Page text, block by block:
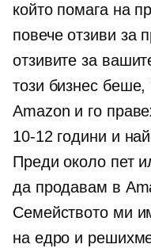
който помага на
повече отзиви за
отзивите за
този бизнес
Amazon и го
10-12 години и
Преди около пет
да продавам в
Семейството ми
на едро и